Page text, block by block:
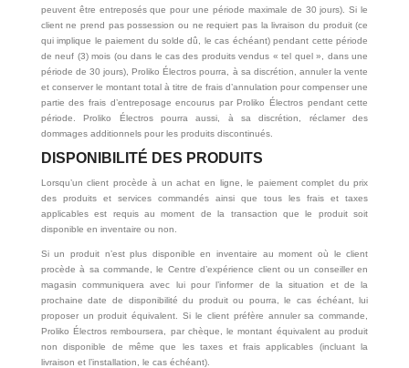
peuvent être entreposés que pour une période maximale de 30 jours). Si le
client ne prend pas possession ou ne requiert pas la livraison du produit (ce
qui implique le paiement du solde dû, le cas échéant) pendant cette période
de neuf (3) mois (ou dans le cas des produits vendus « tel quel », dans une
période de 30 jours), Proliko Électros pourra, à sa discrétion, annuler la vente
et conserver le montant total à titre de frais d’annulation pour compenser une
partie des frais d’entreposage encourus par Proliko Électros pendant cette
période. Proliko Électros pourra aussi, à sa discrétion, réclamer des
dommages additionnels pour les produits discontinués.
DISPONIBILITÉ DES PRODUITS
Lorsqu’un client procède à un achat en ligne, le paiement complet du prix
des produits et services commandés ainsi que tous les frais et taxes
applicables est requis au moment de la transaction que le produit soit
disponible en inventaire ou non.
Si un produit n’est plus disponible en inventaire au moment où le client
procède à sa commande, le Centre d’expérience client ou un conseiller en
magasin communiquera avec lui pour l’informer de la situation et de la
prochaine date de disponibilité du produit ou pourra, le cas échéant, lui
proposer un produit équivalent. Si le client préfère annuler sa commande,
Proliko Électros remboursera, par chèque, le montant équivalent au produit
non disponible de même que les taxes et frais applicables (incluant la
livraison et l’installation, le cas échéant).